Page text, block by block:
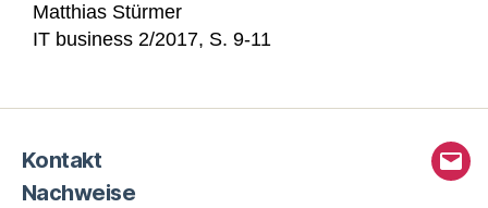
Matthias Stürmer
IT business 2/2017, S. 9-11
Kontakt
Nachweise
E-